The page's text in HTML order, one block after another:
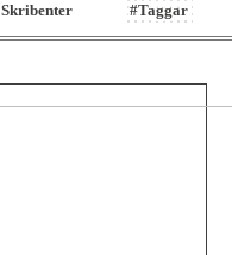
Skribenter #Taggar